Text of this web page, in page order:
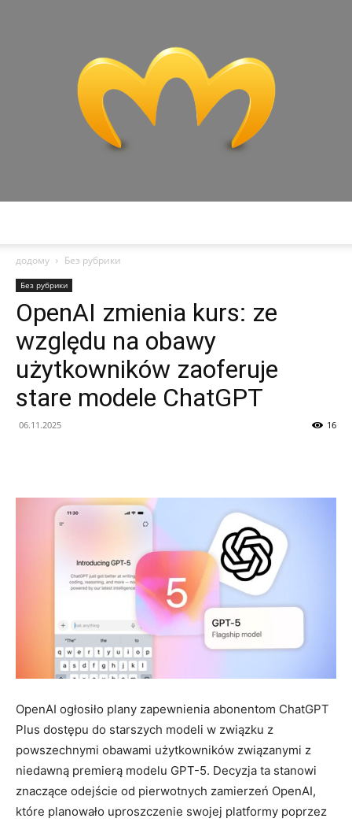
додому
Без рубрики
Без рубрики
OpenAI zmienia kurs: ze
względu na obawy
użytkowników zaoferuje
stare modele ChatGPT
06.11.2025 16
OpenAI ogłosiło plany zapewnienia abonentom ChatGPT
Plus dostępu do starszych modeli w związku z
powszechnymi obawami użytkowników związanymi z
niedawną premierą modelu GPT-5. Decyzja ta stanowi
znaczące odejście od pierwotnych zamierzeń OpenAI,
które planowało uproszczenie swojej platformy poprzez